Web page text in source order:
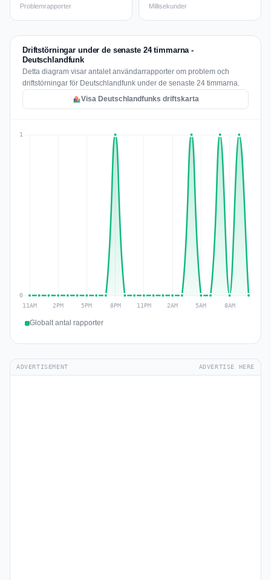
Problemrapporter Millisekunder
Driftstörningar under de senaste 24 timmarna -
Deutschlandfunk
Detta diagram visar antalet användarrapporter om problem och
driftstörningar för Deutschlandfunk under de senaste 24 timmarna.
Visa Deutschlandfunks driftskarta
Globalt antal rapporter
ADVERTISEMENT ADVERTISE HERE